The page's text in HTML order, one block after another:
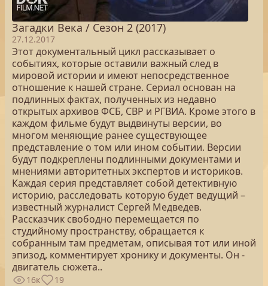
Загадки Века / Сезон 2 (2017)
27.12.2017
Этот документальный цикл рассказывает о
событиях, которые оставили важный след в
мировой истории и имеют непосредственное
отношение к нашей стране. Сериал основан на
подлинных фактах, полученных из недавно
открытых архивов ФСБ, СВР и РГВИА. Кроме этого в
каждом фильме будут выдвинуты версии, во
многом меняющие ранее существующее
представление о том или ином событии. Версии
будут подкреплены подлинными документами и
мнениями авторитетных экспертов и историков.
Каждая серия представляет собой детективную
историю, расследовать которую будет ведущий –
известный журналист Сергей Медведев.
Рассказчик свободно перемещается по
студийному пространству, обращается к
собранным там предметам, описывая тот или иной
эпизод, комментирует хронику и документы. Он -
двигатель сюжета..
16к 19